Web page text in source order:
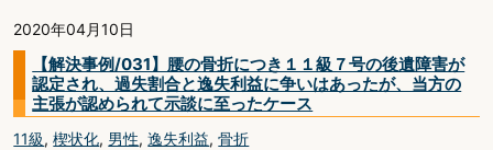
2020年04月10日
【解決事例/031】腰の骨折につき１１級７号の後遺障害が
認定され、過失割合と逸失利益に争いはあったが、当方の
主張が認められて示談に至ったケース
11級,楔状化, 男性,逸失利益,骨折